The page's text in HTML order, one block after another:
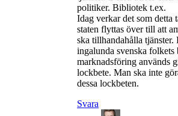
politiker. Bibliotek t.ex.
Idag verkar det som detta
staten flyttas över till att
ska tillhandahålla tjänster.
ingalunda svenska folkets
marknadsföring används
lockbete. Man ska inte
dessa lockbeten.
Svara